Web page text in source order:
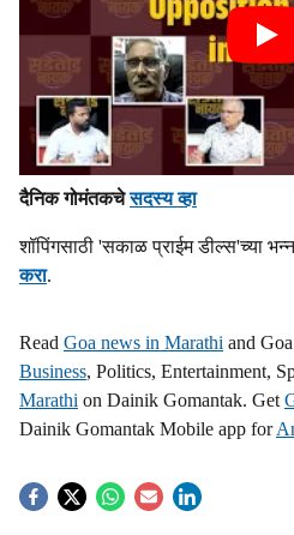
दैनिक गोमंतकचेसदस्य व्हा
शॉपिंगसाठी 'सकाळ प्राईम डील्स'च्या
करा.
Read Goa news in Marathi and
Business, Politics, Entertainment,
Marathi on Dainik Gomantak. Get
Dainik Gomantak Mobile app for